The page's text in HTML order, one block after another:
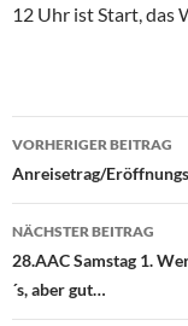
12 Uhr ist Start, das
VORHERIGER BEITRAG
Anreisetrag/
NÄCHSTER BEITRAG
28.AAC Samstag 1.
´s, aber gut…